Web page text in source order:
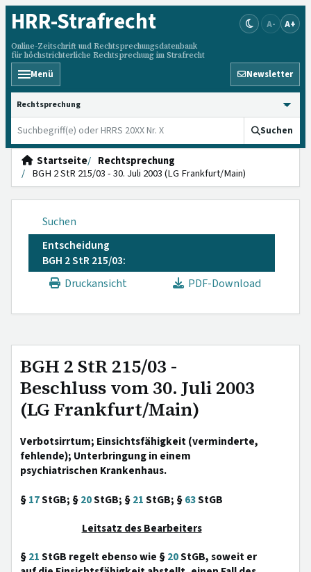
HRR-Strafrecht
Online-Zeitschrift und Rechtsprechungsdatenbank
für höchstrichterliche Rechtsprechung im Strafrecht
A- A+
Menü Newsletter
HRRS durchsuchen
Suchen
Startseite
Rechtsprechung
BGH 2 StR 215/03 - 30. Juli 2003 (LG Frankfurt/Main)
Suchen
Entscheidung
BGH 2 StR 215/03:
Druckansicht
PDF-Download
BGH 2 StR 215/03 -
Beschluss vom 30. Juli 2003
(LG Frankfurt/Main)
Verbotsirrtum; Einsichtsfähigkeit (verminderte,
fehlende); Unterbringung in einem
psychiatrischen Krankenhaus.
§17StGB; §20StGB; §21StGB; §63StGB
Leitsatz des Bearbeiters
§21StGB regelt ebenso wie §20StGB, soweit er